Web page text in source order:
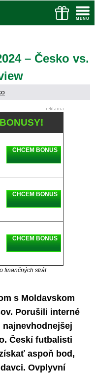
– Česko vs.
BONUSY!
CHCEM BONUS
CHCEM BONUS
CHCEM BONUS
finančných strát
s Moldavskom
Porušili interné
najnevhodnejšej
Českí futbalisti
aspoň bod,
Ovplyvní